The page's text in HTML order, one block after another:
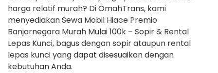
harga relatif murah? Di OmahTrans, kami
menyediakan Sewa Mobil Hiace Premio
Banjarnegara Murah Mulai 100k – Sopir & Rental
Lepas Kunci, bagus dengan sopir ataupun rental
lepas kunci yang dapat disesuaikan dengan
kebutuhan Anda.